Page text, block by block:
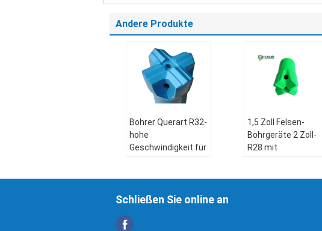
Andere Produkte
Bohrer Querart R32-
hohe
Geschwindigkeit für
Faden:R32
Quer-artiges
1,5 Zoll Felsen-
Bohrgeräte 2 Zoll-
R28 mit
Schließen Sie online an